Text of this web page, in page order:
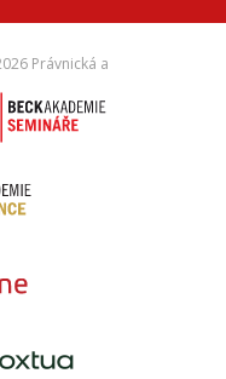
Právnická a